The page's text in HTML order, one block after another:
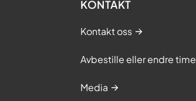
KONTAKT
Kontakt oss
Avbestille eller endre time
Media